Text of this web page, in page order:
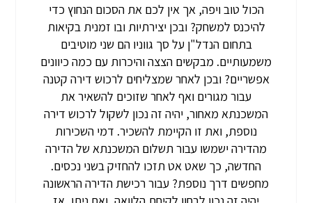
הכול טוב ויפה, אך אין לכם את הסכום הנחוץ כדי
להיכנס למשחק? ובכן יצירתיות ובו זמנית בקיאות
בתחום הנדל"ן על סך גווניו הם שני מוטיבים
משמעותיים. מבקשים הצצה והיכרות עם כמה כיוונים
אפשריים? ובכן לאחר שמצליחים לרכוש דירה קטנה
עבור מגורים ואף לאחר שזוכים להשאיר את
המשכנתא מאחור, יהיה זה נכון לשקול לרכוש דירה
נוספת, ואת זו הקיימת להשכיר. דמי השכירות
מהדירה ישמשו עבור תשלום המשכנתא של הדירה
החדשה, כך שאט אט תזכו להחזיק בשני נכסים.
מחפשים דרך נוספת? עבור רכישת הדירה הראשונה